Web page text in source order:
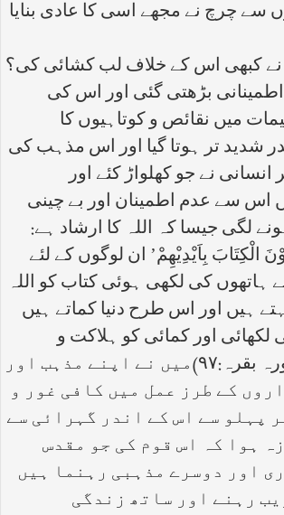
سے چرچ نے مجھے اسی کا عادی بنایا
نے کبھی اس کے خلاف لب کشائی کی؟
بڑھتی گئی اور اس کی
میں نقائص و کوتاہیوں کا
شدید تر ہوتا گیا اور اس مذہب کی
انسانی نے جو کھلواڑ کئے اور
اس سے عدم اطمینان اور بے چینی
لگی جیسا کہ اللہ کا ارشاد ہے:
الْکِتَابَ بِاَیْدِیْھِمْ’ ان لوگوں کے لئے
ہاتھوں کی لکھی ہوئی کتاب کو اللہ
ہیں اور اس طرح دنیا کماتے ہیں
لکھائی اور کمائی کو ہلاکت و
افسوس ہے (سورہ بقرہ:۹۷)میں نے اپنے مذہب اور
کے طرز عمل میں کافی غور و
پہلو سے اس کے اندر گہرائی سے
ہوا کہ اس قوم کی جو مقدس
اور دوسرے مذہبی رہنما ہیں
رہنے اور ساتھ زندگی